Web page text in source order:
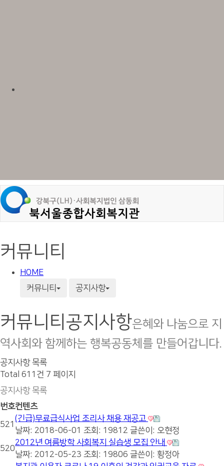
커뮤니티
HOME
커뮤니티
공지사항
커뮤니티 공지사항은혜와 나눔으로 지
역사회와 함께하는 행복공동체를 만들어갑니다.
공지사항 목록
Total 611건 7 페이지
공지사항 목록
번호컨텐츠
521
(긴급)무료급식사업 조리사 채용 재공고
날짜: 2018-06-01 조회: 19812 글쓴이: 오현정
520
2012년 여름방학 사회복지 실습생 모집 안내
날짜: 2012-05-23 조회: 19806 글쓴이: 황정아